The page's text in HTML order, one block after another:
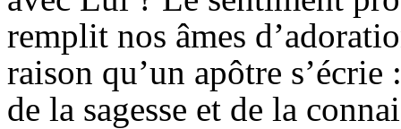
remplit nos âmes
raison qu’un apôtre
de la sagesse et de la